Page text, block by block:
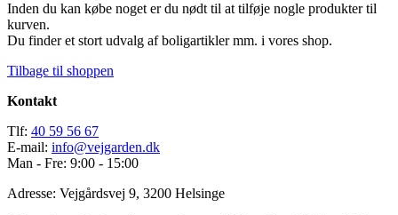
Inden du kan købe noget er du nødt til at tilføje nogle produkter til
kurven.
Du finder et stort udvalg af boligartikler mm. i vores shop.
Tilbage til shoppen
Kontakt
Tlf: 40 59 56 67
E-mail: info@vejgarden.dk
Man - Fre: 9:00 - 15:00
Adresse: Vejgårdsvej 9, 3200 Helsinge